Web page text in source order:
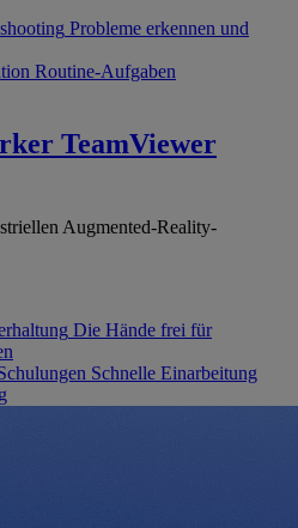
Probleme erkennen und
Routine-Aufgaben
TeamViewer
Augmented-Reality-
Die Hände frei für
Schnelle Einarbeitung